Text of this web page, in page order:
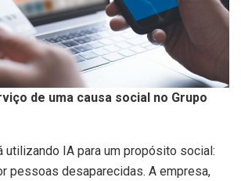
de uma causa social no Grupo
utilizando IA para um propósito social:
pessoas desaparecidas. A empresa,